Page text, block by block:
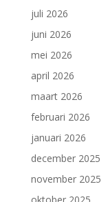
juli 2026
juni 2026
mei 2026
april 2026
maart 2026
februari 2026
januari 2026
december 2025
november 2025
oktober 2025